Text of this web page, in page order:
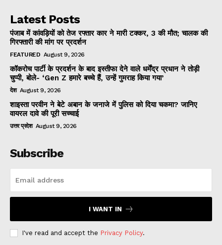
Latest Posts
पंजाब में कांवड़ियों को तेज रफ्तार कार ने मारी टक्कर, 3 की मौत; चालक की
गिरफ्तारी की मांग पर प्रदर्शन
FEATURED August 9, 2026
कॉकरोच पार्टी के प्रदर्शन के बाद इस्तीफा देने वाले धर्मेंद्र प्रधान ने तोड़ी
चुप्पी, बोले- ‘Gen Z हमारे बच्चे हैं, उन्हें गुमराह किया गया’
देश August 9, 2026
शाइस्ता परवीन ने बेटे अबान के जनाजे में पुलिस को दिया चकमा? जानिए
वायरल दावे की पूरी सच्चाई
उत्तर प्रदेश August 9, 2026
Subscribe
I WANT IN
I've read and accept the Privacy Policy.